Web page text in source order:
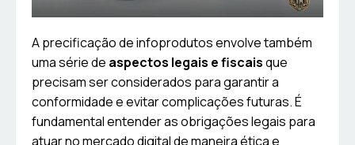
A precificação de infoprodutos envolve também
uma série de aspectos legais e fiscaisque
precisam ser considerados para garantir a
conformidade e evitar complicações futuras. É
fundamental entender as obrigações legais para
atuar no mercado digital de maneira ética e